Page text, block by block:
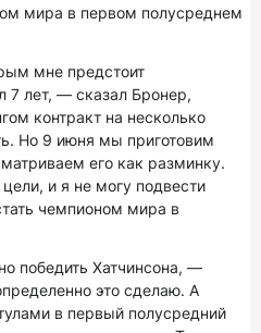
мира в первом полусреднем
мне предстоит
7 лет, — сказал Бронер,
контракт на несколько
Но 9 июня мы приготовим
его как разминку.
и я не могу подвести
чемпионом мира в
победить Хатчинсона, —
это сделаю. А
в первый полусредний